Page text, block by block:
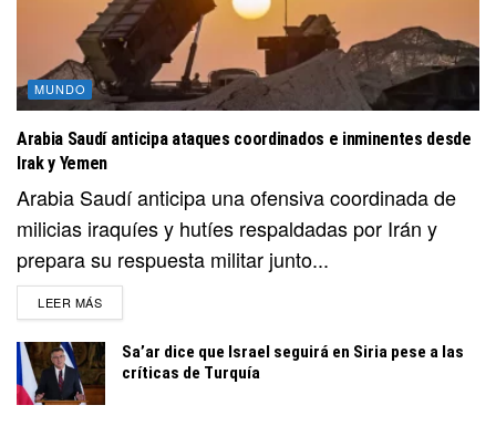
MUNDO
Arabia Saudí anticipa ataques coordinados e inminentes desde
Irak y Yemen
Arabia Saudí anticipa una ofensiva coordinada de
milicias iraquíes y hutíes respaldadas por Irán y
prepara su respuesta militar junto...
LEER MÁSDETAILS
Sa’ar dice que Israel seguirá en Siria pese a las
críticas de Turquía